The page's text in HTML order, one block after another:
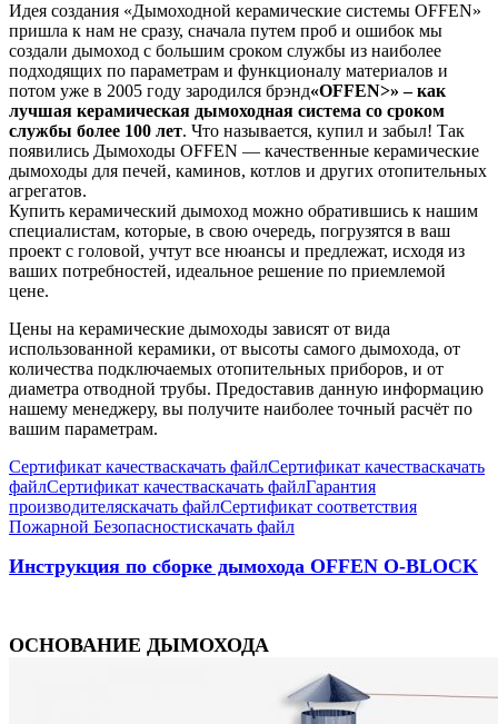
Идея создания «Дымоходной керамические системы OFFEN»
пришла к нам не сразу, сначала путем проб и ошибок мы
создали дымоход с большим сроком службы из наиболее
подходящих по параметрам и функционалу материалов и
потом уже в 2005 году зародился брэнд«OFFEN>» – как
лучшая керамическая дымоходная система со сроком
службы более 100 лет. Что называется, купил и забыл! Так
появились Дымоходы OFFEN — качественные керамические
дымоходы для печей, каминов, котлов и других отопительных
агрегатов.
Купить керамический дымоход можно обратившись к нашим
специалистам, которые, в свою очередь, погрузятся в ваш
проект с головой, учтут все нюансы и предлежат, исходя из
ваших потребностей, идеальное решение по приемлемой
цене.
Цены на керамические дымоходы зависят от вида
использованной керамики, от высоты самого дымохода, от
количества подключаемых отопительных приборов, и от
диаметра отводной трубы. Предоставив данную информацию
нашему менеджеру, вы получите наиболее точный расчёт по
вашим параметрам.
Сертификат качестваскачать файлСертификат качестваскачать
файлСертификат качестваскачать файлГарантия
производителяскачать файлСертификат соответствия
Пожарной Безопасностискачать файл
Инструкция по сборке дымохода OFFEN O-BLOCK
ОСНОВАНИЕ ДЫМОХОДА